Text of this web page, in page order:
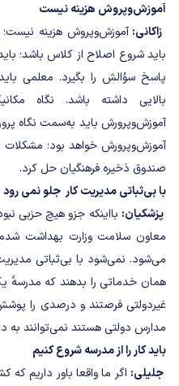
آموزش‌وپروش هزینه نیست
زاکانی: آموزش‌وپروش هزینه
باید شروع اصلاح از کلاس باشد؛
پاسخ سؤالش را بگیرد. معلمی
بالایی داشته باشد. نگاه
آموزش‌وپرورش باید به‌سمت نگاه
آموزش‌وپرورش خواهد بود؛
صندوق ذخیره فرهنگیان حل کرد.
با بی‌ثباتی مدیریت کار جلو نمی رود
پزشکیان: بااینکه جزو هیچ حزبی
معاون سلامت وزارت بهداشت
می‌شود. نمی‌شود با بی‌ثباتی
همان خدماتی را بدهند که مدرسه‌ٔ
مدارس دولتی هستند نمی‌توانند به
باید کار را از مدرسه شروع کنیم
جلیلی: اگر ما واقعا باور داریم